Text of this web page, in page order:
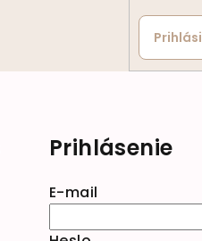
Prihlásenie
E-mail